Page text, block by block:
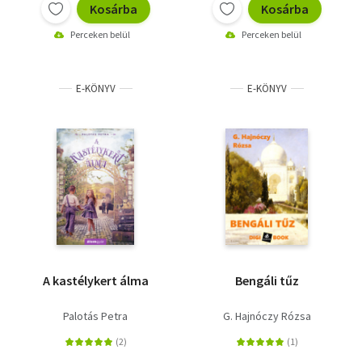
Kosárba
Perceken belül
Kosárba
Perceken belül
E-KÖNYV
A kastélykert álma
Palotás Petra
E-KÖNYV
Bengáli tűz
G. Hajnóczy Rózsa